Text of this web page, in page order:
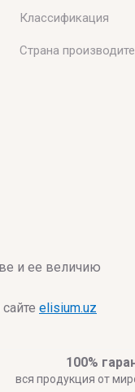
Классификация
Страна
и ее величию
elisium.uz
100%
вся продукция от